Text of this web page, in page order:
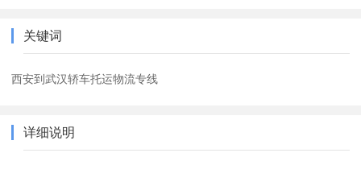
关键词
西安到武汉轿车托运物流专线
详细说明